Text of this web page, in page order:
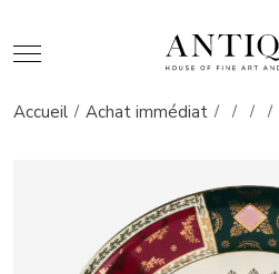
Accueil Achat immédiat